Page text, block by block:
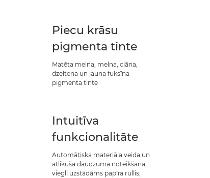
Piecu krāsu
pigmenta tinte
Matēta melna, melna, ciāna,
dzeltena un jauna fuksīna
pigmenta tinte
Intuitīva
funkcionalitāte
Automātiska materiāla veida un
atlikušā daudzuma noteikšana,
viegli uzstādāms papīra rullis,